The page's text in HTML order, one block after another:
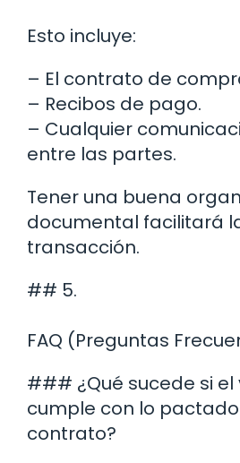
Esto incluye:
– El contrato de
– Recibos de pago.
– Cualquier
entre las partes.
Tener una buena
documental facilitará
transacción.
## 5.
FAQ (Preguntas
### ¿Qué sucede si
cumple con lo
contrato?